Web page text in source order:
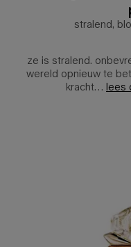
stralend,
ze is stralend.
wereld opnieuw te
kracht… lees